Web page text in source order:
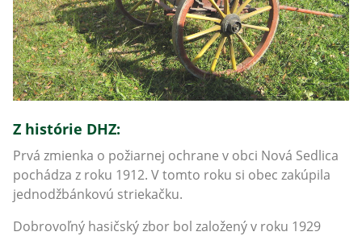
Z histórie DHZ:
Prvá zmienka o požiarnej ochrane v obci Nová Sedlica
pochádza z roku 1912. V tomto roku si obec zakúpila
jednodžbánkovú striekačku.
Dobrovoľný hasičský zbor bol založený v roku 1929